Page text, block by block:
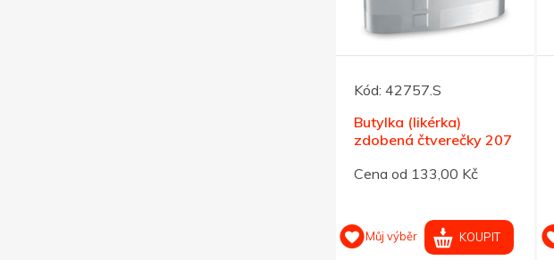
Kód: 42757.S
Butylka (likérka)
zdobená čtverečky 207
Cena od 133,00 Kč
Můj výběr KOUPIT